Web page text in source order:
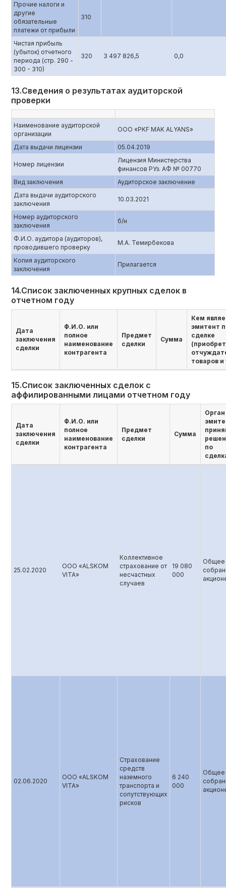
Прочие налоги и
другие
обязательные
платежи от прибыли
310
Чистая прибыль
(убыток) отчетного
периода (стр. 290 -
300 - 310)
320 3 497 826,5 0,0
13.Сведения о результатах аудиторской
проверки
Наименование аудиторской
организации
ООО «PKF MAK ALYANS»
Дата выдачи лицензии 05.04.2019
Номер лицензии
Лицензия Министерства
финансов РУз. АФ № 00770
Вид заключения
Аудиторское заключение
Дата выдачи аудиторского
заключения
10.03.2021
Номер аудиторского
заключения
б/н
Ф.И.О. аудитора (аудиторов),
проводившего проверку
М.А. Темирбекова
Копия аудиторского
заключения
Прилагается
14.Список заключенных крупных сделок в
отчетном году
Дата
заключения
сделки
Ф.И.О. или
полное
наименование
контрагента
Предмет
сделки
Сумма
Кем
эмитент
сделке
товаров и
15.Список заключенных сделок с
аффилированными лицами отчетном году
Дата
заключения
сделки
Ф.И.О. или
полное
наименование
контрагента
Предмет
сделки
Сумма
Орган
по
25.02.2020
ООО «ALSKOM
VITA»
Коллективное
страхование от
несчастных
случаев
19 080
000
Общее
02.06.2020
ООО «ALSKOM
VITA»
Страхование
средств
наземного
транспорта и
сопутствующих
рисков
6 240
000
Общее